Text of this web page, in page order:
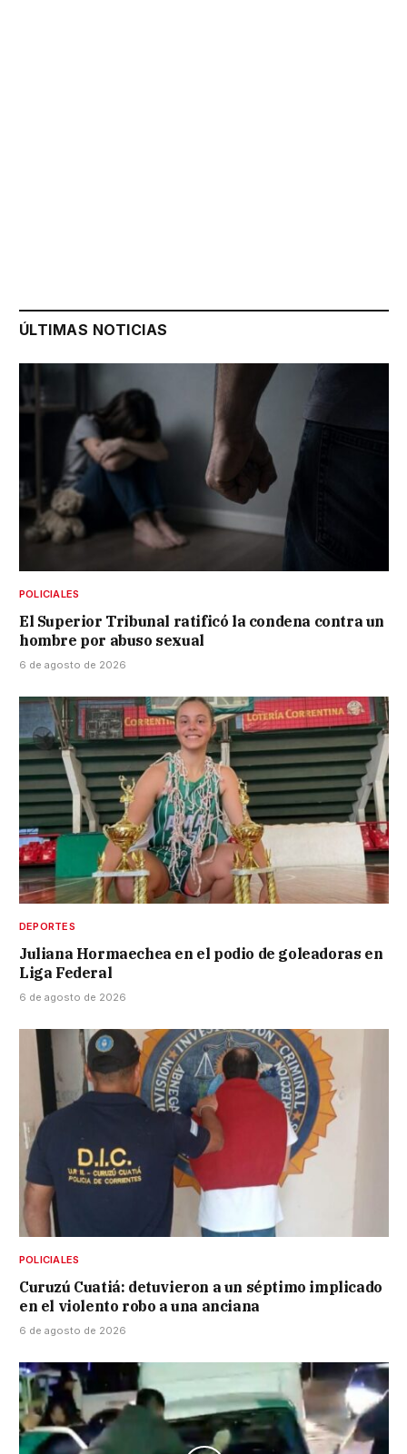
ÚLTIMAS NOTICIAS
POLICIALES
El Superior Tribunal ratificó la condena contra un
hombre por abuso sexual
6 de agosto de 2026
DEPORTES
Juliana Hormaechea en el podio de goleadoras en
Liga Federal
6 de agosto de 2026
POLICIALES
Curuzú Cuatiá: detuvieron a un séptimo implicado
en el violento robo a una anciana
6 de agosto de 2026